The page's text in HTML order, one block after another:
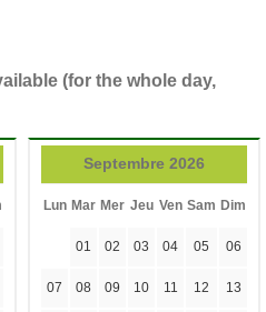
(for the whole day,
Septembre 2026
Lun Mar Mer Jeu Ven Sam Dim
01 02 03 04 05 06
07 08 09 10 11 12 13